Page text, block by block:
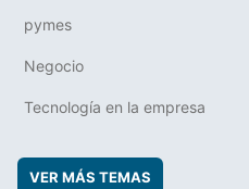
pymes
Negocio
Tecnología en la empresa
VER MÁS TEMAS